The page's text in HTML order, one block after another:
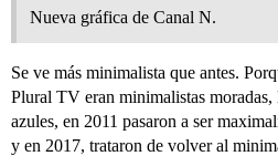
Nueva gráfica de Canal N.
Se ve más minimalista que antes.
Plural TV eran minimalistas moradas,
azules, en 2011 pasaron a ser
y en 2017, trataron de volver al